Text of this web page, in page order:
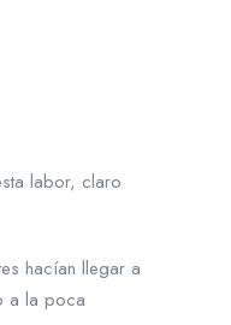
labor, claro
hacían llegar a
a la poca